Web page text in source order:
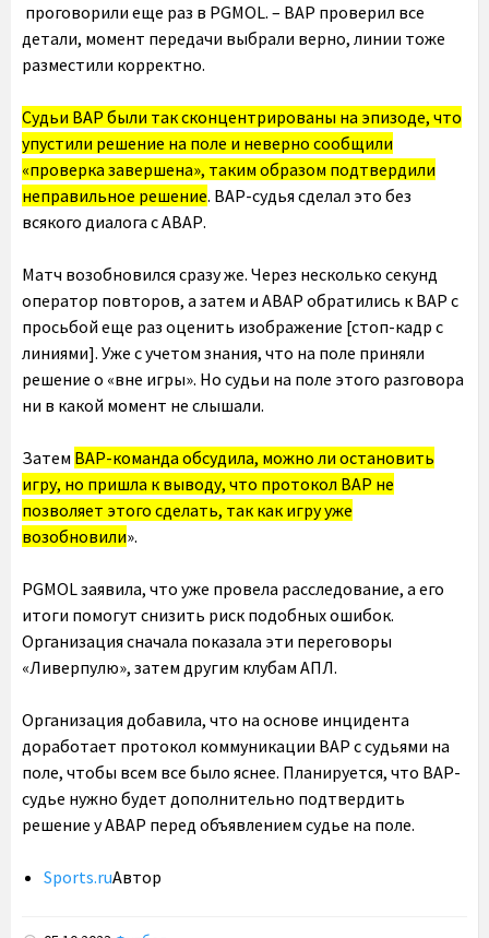
проговорили еще раз в PGMOL. – ВАР проверил все
детали, момент передачи выбрали верно, линии тоже
разместили корректно.
Судьи ВАР были так сконцентрированы на эпизоде, что
упустили решение на поле и неверно сообщили
«проверка завершена», таким образом подтвердили
неправильное решение. ВАР-судья сделал это без
всякого диалога с АВАР.
Матч возобновился сразу же. Через несколько секунд
оператор повторов, а затем и АВАР обратились к ВАР с
просьбой еще раз оценить изображение [стоп-кадр с
линиями]. Уже с учетом знания, что на поле приняли
решение о «вне игры». Но судьи на поле этого разговора
ни в какой момент не слышали.
Затем ВАР-команда обсудила, можно ли остановить
игру, но пришла к выводу, что протокол ВАР не
позволяет этого сделать, так как игру уже
возобновили».
PGMOL заявила, что уже провела расследование, а его
итоги помогут снизить риск подобных ошибок.
Организация сначала показала эти переговоры
«Ливерпулю», затем другим клубам АПЛ.
Организация добавила, что на основе инцидента
доработает протокол коммуникации ВАР с судьями на
поле, чтобы всем все было яснее. Планируется, что ВАР-
судье нужно будет дополнительно подтвердить
решение у АВАР перед объявлением судье на поле.
Sports.ruАвтор